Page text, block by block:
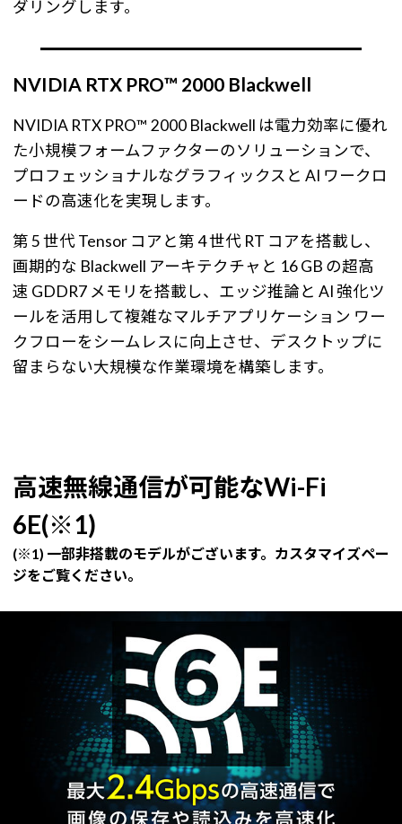
ダリングします。
NVIDIA RTX PRO™ 2000 Blackwell
NVIDIA RTX PRO™ 2000 Blackwell は電力効率に優れ
た小規模フォームファクターのソリューションで、
プロフェッショナルなグラフィックスと AI ワークロ
ードの高速化を実現します。
第 5 世代 Tensor コアと第 4 世代 RT コアを搭載し、
画期的な Blackwell アーキテクチャと 16 GB の超高
速 GDDR7 メモリを搭載し、エッジ推論と AI 強化ツ
ールを活用して複雑なマルチアプリケーション ワー
クフローをシームレスに向上させ、デスクトップに
留まらない大規模な作業環境を構築します。
高速無線通信が可能なWi-Fi
6E(※1)
(※1) 一部非搭載のモデルがございます。カスタマイズペー
ジをご覧ください。